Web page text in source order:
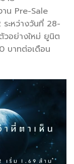
น Pre-Sale
ระหว่างวันที่ 28-
อย่างใหม่ ยูนิต
บาทต่อเดือน